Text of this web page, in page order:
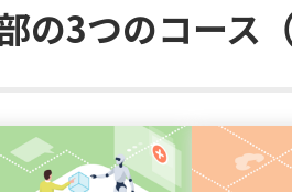
の3つのコース